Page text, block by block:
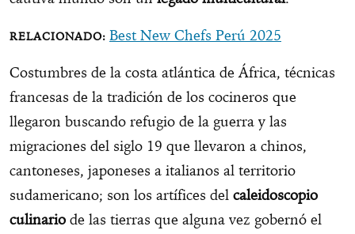
Best New Chefs Perú 2025
Costumbres de la costa atlántica de África, técnicas
francesas de la tradición de los cocineros que
llegaron buscando refugio de la guerra y las
migraciones del siglo 19 que llevaron a chinos,
cantoneses, japoneses a italianos al territorio
sudamericano; son los artífices del caleidoscopio
culinario de las tierras que alguna vez gobernó el